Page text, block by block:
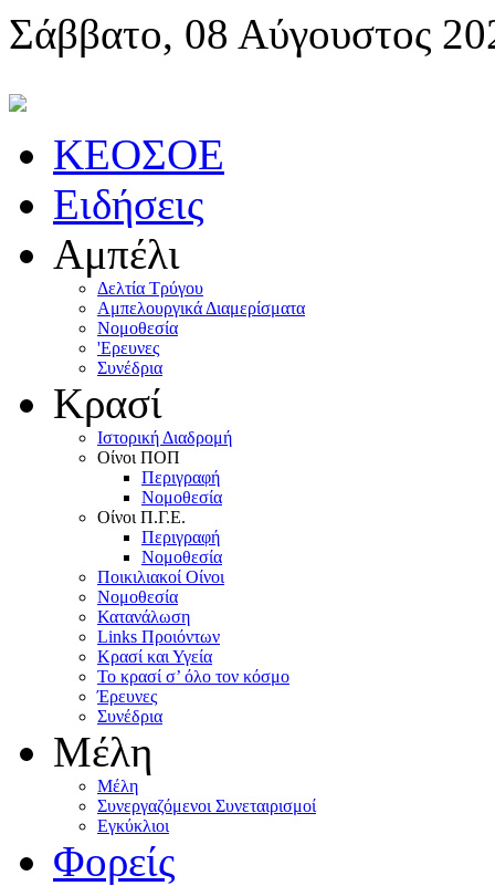
Σάββατο, 08 Αύγουστος
KEOΣOE
Ειδήσεις
Αμπέλι
Δελτία Τρύγου
Αμπελουργικά Διαμερίσματα
Nομοθεσία
'Eρευνες
Συνέδρια
Κρασί
Iστορική Διαδρομή
Oίνοι ΠOΠ
Περιγραφή
Nομοθεσία
Oίνοι Π.Γ.E.
Περιγραφή
Νομοθεσία
Ποικιλιακοί Oίνοι
Nομοθεσία
Κατανάλωση
Links Προιόντων
Κρασί και Υγεία
To κρασί σ’ όλο τον κόσμο
Έρευνες
Συνέδρια
Μέλη
Mέλη
Συνεργαζόμενοι Συνεταιρισμοί
Εγκύκλιοι
Φορείς